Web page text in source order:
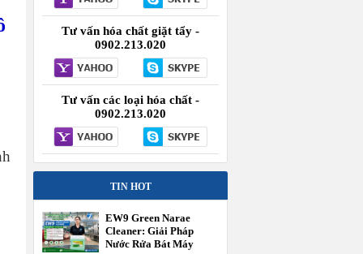
Tư vấn hóa chất giặt tẩy -
0902.213.020
Tư vấn các loại hóa chất -
0902.213.020
TIN HOT
EW9 Green Narae
Cleaner: Giải Pháp
Nước Rửa Bát Máy